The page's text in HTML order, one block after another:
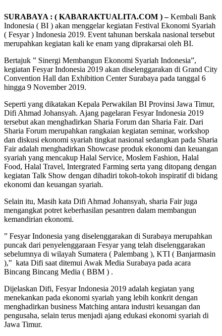
SURABAYA : ( KABARAKTUALITA.COM ) –Kembali Bank
Indonesia ( BI ) akan menggelar kegiatan Festival Ekonomi Syariah
( Fesyar ) Indonesia 2019. Event tahunan berskala nasional tersebut
merupahkan kegiatan kali ke enam yang diprakarsai oleh BI.
Bertajuk ” Sinergi Membangun Ekonomi Syariah Indonesia”,
kegiatan Fesyar Indonesia 2019 akan diselenggarakan di Grand City
Convention Hall dan Exhibition Center Surabaya pada tanggal 6
hingga 9 November 2019.
Seperti yang dikatakan Kepala Perwakilan BI Provinsi Jawa Timur,
Difi Ahmad Johansyah. Ajang pagelaran Fesyar Indonesia 2019
tersebut akan menghadirkan Sharia Forum dan Sharia Fair. Dari
Sharia Forum merupahkan rangkaian kegiatan seminar, workshop
dan diskusi ekonomi syariah tingkat nasional sedangkan pada Sharia
Fair adalah menghadirkan Showcase produk ekonomi dan keuangan
syariah yang mencakup Halal Service, Moslem Fashion, Halal
Food, Halal Travel, Intergrated Farming serta yang ditopang dengan
kegiatan Talk Show dengan dihadiri tokoh-tokoh inspiratif di bidang
ekonomi dan keuangan syariah.
Selain itu, Masih kata Difi Ahmad Johansyah, sharia Fair juga
mengangkat potret keberhasilan pesantren dalam membangun
kemandirian ekonomi.
” Fesyar Indonesia yang diselenggarakan di Surabaya merupahkan
puncak dari penyelenggaraan Fesyar yang telah diselenggarakan
sebelumnya di wilayah Sumatera ( Palembang ), KTI ( Banjarmasin
),” kata Difi saat ditemui Awak Media Surabaya pada acara
Bincang Bincang Media ( BBM ) .
Dijelaskan Difi, Fesyar Indonesia 2019 adalah kegiatan yang
menekankan pada ekonomi syariah yang lebih konkrit dengan
menghadirkan business Matching antara industri keuangan dan
pengusaha, selain terus menjadi ajang edukasi ekonomi syariah di
Jawa Timur.